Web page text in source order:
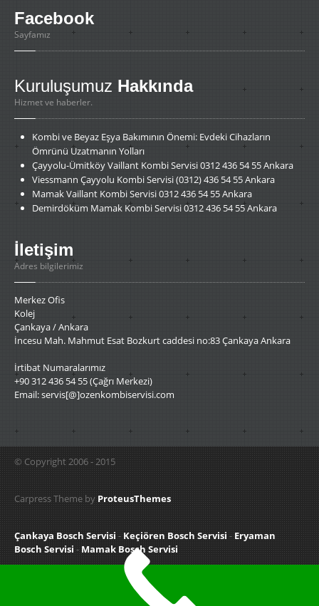
Facebook
Sayfamız
Kuruluşumuz Hakkında
Hizmet ve haberler.
Kombive Beyaz Eşya Bakımının Önemi: Evdeki Cihazların
Ömrünü Uzatmanın Yolları
Çayyolu-ÜmitköyVaillant Kombi Servisi 0312 436 54 55 Ankara
Viessmann Çayyolu Kombi Servisi (0312) 436 54 55 Ankara
Mamak Vaillant Kombi Servisi 0312 436 54 55 Ankara
Demirdöküm Mamak Kombi Servisi 0312 436 54 55 Ankara
İletişim
Adres bilgilerimiz
Merkez Ofis
Kolej
Çankaya / Ankara
İncesu Mah. Mahmut Esat Bozkurt caddesi no:83 Çankaya Ankara
İrtibat Numaralarımız
+90 312 436 54 55 (Çağrı Merkezi)
Email: servis[@]ozenkombiservisi.com
© Copyright 2006 - 2015
Carpress Theme by ProteusThemes
Çankaya Bosch Servisi - Keçiören Bosch Servisi - Eryaman
Bosch Servisi - Mamak Bosch Servisi